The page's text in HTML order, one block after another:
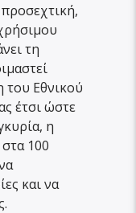
τη
του Εθνικού
έτσι ώστε
η
100
και να